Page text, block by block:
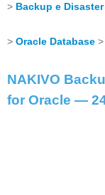
Backup e
Oracle Database
NAKIVO
for Oracle —